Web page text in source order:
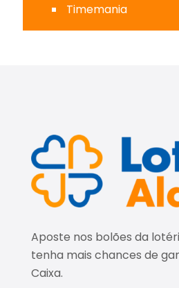
Timemania
Aposte nos bolões da
tenha mais chances de
Caixa.